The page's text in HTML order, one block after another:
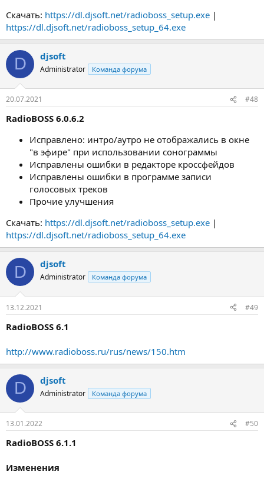
Скачать: https://dl.djsoft.net/radioboss_setup.exe |
https://dl.djsoft.net/radioboss_setup_64.exe
D djsoft
Administrator Команда форума
20.07.2021 #48
RadioBOSS 6.0.6.2
Исправлено: интро/аутро не отображались в окне
"в эфире" при использовании сонограммы
Исправлены ошибки в редакторе кроссфейдов
Исправлены ошибки в программе записи
голосовых треков
Прочие улучшения
Скачать: https://dl.djsoft.net/radioboss_setup.exe |
https://dl.djsoft.net/radioboss_setup_64.exe
D djsoft
Administrator Команда форума
13.12.2021 #49
RadioBOSS 6.1
http://www.radioboss.ru/rus/news/150.htm
D djsoft
Administrator Команда форума
13.01.2022 #50
RadioBOSS 6.1.1
Изменения